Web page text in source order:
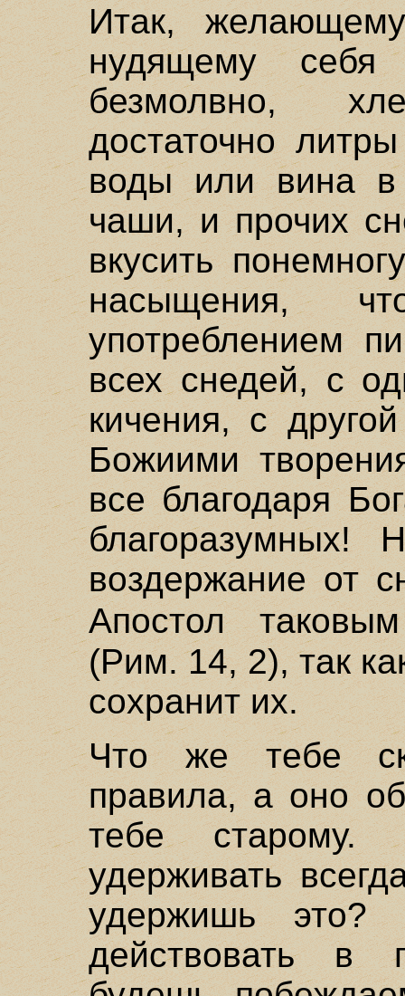
Итак,
нудящему
безмолвно,
достаточно
воды или вина
чаши, и прочих
вкусить
насыщения,
употреблением
всех снедей, с
кичения, с
Божиими
все благодаря
воздержание от
Апостол
(Рим. 14, 2), так
сохранит их.
Что же тебе
правила, а оно
тебе
удерживать
удержишь это?
действовать в